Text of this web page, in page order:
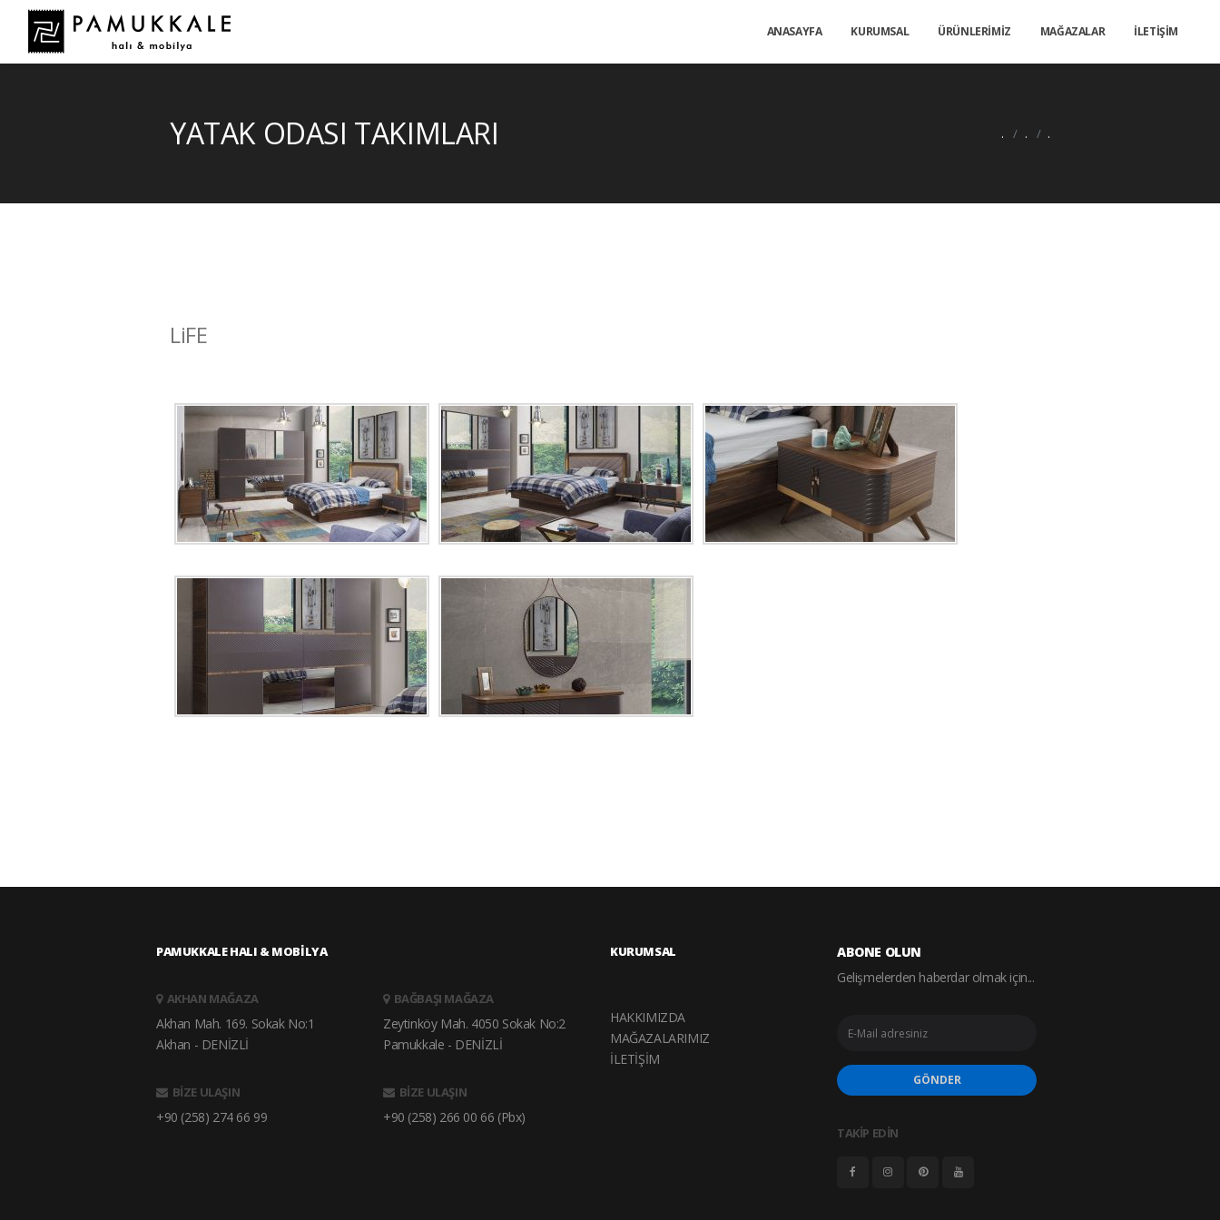
ANASAYFA KURUMSAL ÜRÜNLERİMİZ MAĞAZALAR İLETİŞİM
YATAK ODASI TAKIMLARI . . .
LiFE
PAMUKKALE HALI & MOBİLYA
AKHAN MAĞAZA
Akhan Mah. 169. Sokak No:1
Akhan - DENİZLİ
BİZE ULAŞIN
+90 (258) 274 66 99
BAĞBAŞI MAĞAZA
Zeytinköy Mah. 4050 Sokak No:2
Pamukkale - DENİZLİ
BİZE ULAŞIN
+90 (258) 266 00 66 (Pbx)
KURUMSAL
HAKKIMIZDA
MAĞAZALARIMIZ
İLETİŞİM
ABONE OLUN
Gelişmelerden haberdar olmak için...
GÖNDER
TAKİP EDİN